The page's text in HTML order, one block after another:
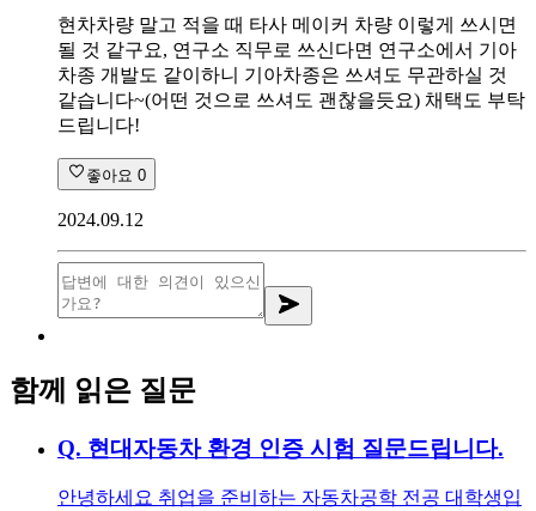
현차차량 말고 적을 때 타사 메이커 차량 이렇게 쓰시면
될 것 같구요, 연구소 직무로 쓰신다면 연구소에서 기아
차종 개발도 같이하니 기아차종은 쓰셔도 무관하실 것
같습니다~(어떤 것으로 쓰셔도 괜찮을듯요) 채택도 부탁
드립니다!
좋아요 0
2024.09.12
함께 읽은 질문
Q. 현대자동차 환경 인증 시험 질문드립니다.
안녕하세요 취업을 준비하는 자동차공학 전공 대학생입